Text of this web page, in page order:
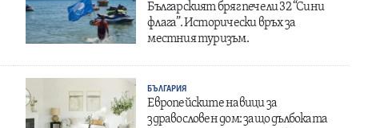
Българският бряг печели 32 “Сини
флага”. Исторически връх за
местния туризъм.
БЪЛГАРИЯ
Европейските навици за
здравословен дом: защо дълбоката